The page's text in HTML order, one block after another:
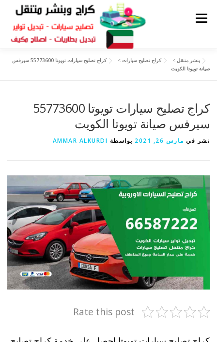
القائمة
كراج متنقل
بنشر متنقل سكراب قطع غيار
بنشر متنقل > كراج تصليح سيارات >
كراج تصليح سيارات تويوتا 55773600 سيرفس
صيانة تويوتا الكويت
كراج تصليح سيارات تويوتا 55773600
سيرفس صيانة تويوتا الكويت
نشر في مارس 26, 2021 بواسطة AMMAR ALKURDI
Rate this post